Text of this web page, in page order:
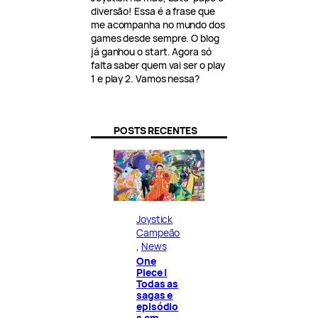
diversão! Essa é a frase que
me acompanha no mundo dos
games desde sempre. O blog
já ganhou o start. Agora só
falta saber quem vai ser o play
1 e play 2. Vamos nessa?
POSTS RECENTES
Joystick
Campeão
News
One
Piece |
Todas as
sagas e
episódio